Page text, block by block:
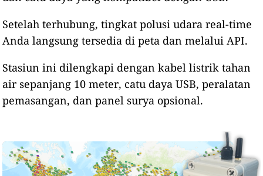
Setelah terhubung, tingkat polusi udara real-time
Anda langsung tersedia di peta dan melalui API.
Stasiun ini dilengkapi dengan kabel listrik tahan
air sepanjang 10 meter, catu daya USB, peralatan
pemasangan, dan panel surya opsional.